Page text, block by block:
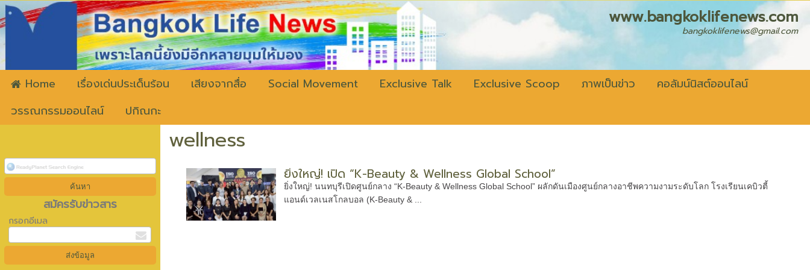
www.bangkoklifenews.com
bangkoklifenews@gmail.com
Home เรื่องเด่นประเด็นร้อน เสียงจากสื่อ Social Movement Exclusive Talk Exclusive Scoop ภาพเป็นข่าว
คอลัมน์นิสต์ออนไลน์
วรรณกรรมออนไลน์
ปกิณกะ
สมัครรับข่าวสาร
กรอกอีเมล
wellness
ยิ่งใหญ่! เปิด “K-Beauty & Wellness Global School”
ยิ่งใหญ่! นนทบุรีเปิดศูนย์กลาง “K-Beauty & Wellness Global School” ผลักดันเมืองศูนย์กลางอาชีพความงามระดับโลก โรงเรียนเคบิวตี้
แอนด์เวลเนสโกลบอล (K-Beauty & ...